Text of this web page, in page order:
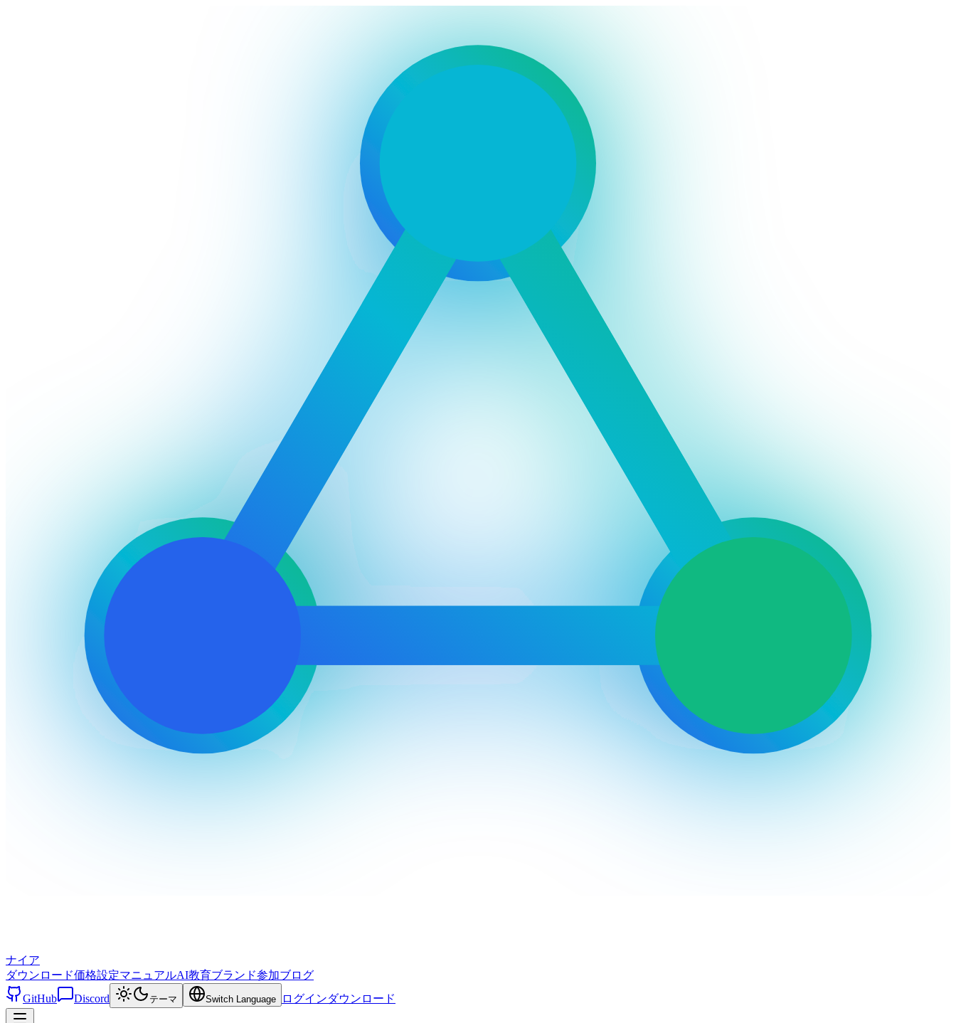
ナイア
ダウンロード価格設定マニュアルAI教育ブランド参加ブログ
GitHub
Discord テーマ Switch Language ログインダウンロード